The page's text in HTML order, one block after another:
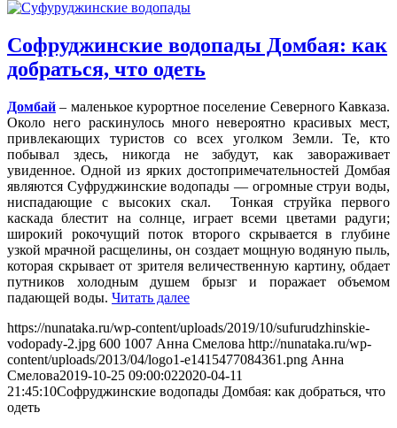
Софруджинские водопады Домбая: как
добраться, что одеть
Домбай – маленькое курортное поселение Северного Кавказа.
Около него раскинулось много невероятно красивых мест,
привлекающих туристов со всех уголком Земли. Те, кто
побывал здесь, никогда не забудут, как завораживает
увиденное. Одной из ярких достопримечательностей Домбая
являются Суфруджинские водопады — огромные струи воды,
ниспадающие с высоких скал. Тонкая струйка первого
каскада блестит на солнце, играет всеми цветами радуги;
широкий рокочущий поток второго скрывается в глубине
узкой мрачной расщелины, он создает мощную водяную пыль,
которая скрывает от зрителя величественную картину, обдает
путников холодным душем брызг и поражает объемом
падающей воды. Читать далее
https://nunataka.ru/wp-content/uploads/2019/10/sufurudzhinskie-
vodopady-2.jpg 600 1007 Анна Смелова http://nunataka.ru/wp-
content/uploads/2013/04/logo1-e1415477084361.png Анна
Смелова2019-10-25 09:00:022020-04-11
21:45:10Софруджинские водопады Домбая: как добраться, что
одеть